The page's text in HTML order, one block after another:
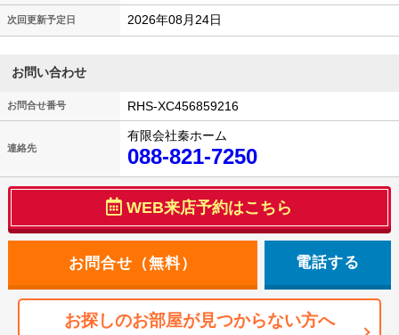
次回更新予定日 2026年08月24日
お問い合わせ
お問合せ番号 RHS-XC456859216
連絡先
有限会社秦ホーム
088-821-7250
WEB来店予約はこちら
電話する
お探しのお部屋が見つからない方へ